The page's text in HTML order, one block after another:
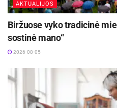
AKTUALIJOS
Biržuose vyko tradicinė
sostinė mano“
2026-08-05